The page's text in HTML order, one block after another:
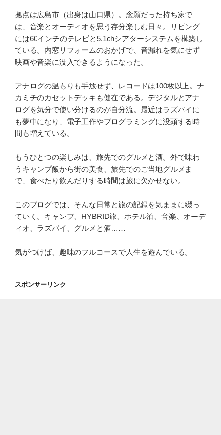
拠点は広島市（出身は山口県）。念願だった持ち家で
は、音楽とオーディオを思う存分楽しむ日々。リビング
には60インチのテレビと5.1chシアターシステムを構築し
ている。内窓リフォームのおかげで、音漏れを気にせず
映画や音楽に没入できるようになった。
アナログの温もりも手放せず、レコードは100枚以上。ナ
カミチのカセットデッキも健在である。デジタルとアナ
ログを気分で使い分けるのが自分流。最近はラズパイに
も夢中になり、電子工作やプログラミングに没頭する時
間も増えている。
もうひとつの楽しみは、旅先でのグルメと酒。外で味わ
うキャンプ飯から街の美食、旅先でのご当地グルメま
で、食べたり飲んだりする時間は旅に欠かせない。
このブログでは、そんな日常と旅の記録を気ままに綴っ
ていく。キャンプ、HYBRID旅、ホテル泊、音楽、オーデ
ィオ、ラズパイ、グルメと酒……
気がつけば、趣味のフルコースで人生を遊んでいる。
スポンサーリンク